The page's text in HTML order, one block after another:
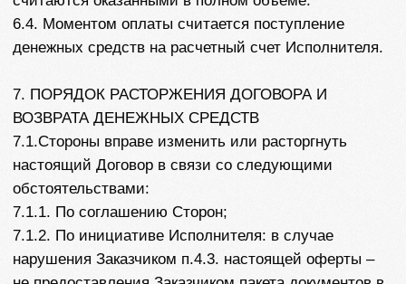
8.7.Если любое из перечисленных обстоятельств
непосредственно повлияло на исполнение
обязательств сторонами, то срок исполнения
обязательств соразмерно отодвигается на время
9.1. Все споры и разногласия, возникающие при
исполнении Сторонами обязательств по
настоящему Договору, решаются путем переговоров.
9.2. Претензии, связанные с исполнением
обязательств по Договору, направляются Сторонами
друг другу заказной корреспонденцией с
также может быть направлена на адрес электронной
почты Исполнителяmarsvisa94@gmail.ru . Срок
рассмотрения претензии составляет 15 (десять)